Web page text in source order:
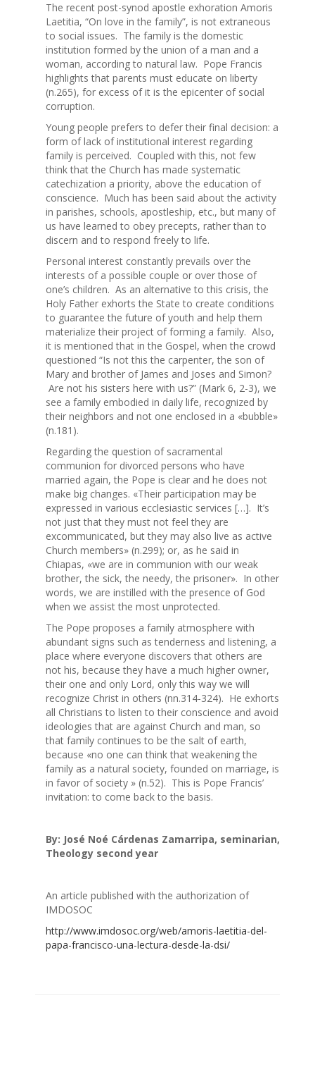
The recent post-synod apostle exhoration Amoris
Laetitia, “On love in the family”, is not extraneous
to social issues. The family is the domestic
institution formed by the union of a man and a
woman, according to natural law. Pope Francis
highlights that parents must educate on liberty
(n.265), for excess of it is the epicenter of social
corruption.
Young people prefers to defer their final decision: a
form of lack of institutional interest regarding
family is perceived. Coupled with this, not few
think that the Church has made systematic
catechization a priority, above the education of
conscience. Much has been said about the activity
in parishes, schools, apostleship, etc., but many of
us have learned to obey precepts, rather than to
discern and to respond freely to life.
Personal interest constantly prevails over the
interests of a possible couple or over those of
one’s children. As an alternative to this crisis, the
Holy Father exhorts the State to create conditions
to guarantee the future of youth and help them
materialize their project of forming a family. Also,
it is mentioned that in the Gospel, when the crowd
questioned “Is not this the carpenter, the son of
Mary and brother of James and Joses and Simon?
Are not his sisters here with us?” (Mark 6, 2-3), we
see a family embodied in daily life, recognized by
their neighbors and not one enclosed in a «bubble»
(n.181).
Regarding the question of sacramental
communion for divorced persons who have
married again, the Pope is clear and he does not
make big changes. «Their participation may be
expressed in various ecclesiastic services […]. It’s
not just that they must not feel they are
excommunicated, but they may also live as active
Church members» (n.299); or, as he said in
Chiapas, «we are in communion with our weak
brother, the sick, the needy, the prisoner». In other
words, we are instilled with the presence of God
when we assist the most unprotected.
The Pope proposes a family atmosphere with
abundant signs such as tenderness and listening, a
place where everyone discovers that others are
not his, because they have a much higher owner,
their one and only Lord, only this way we will
recognize Christ in others (nn.314-324). He exhorts
all Christians to listen to their conscience and avoid
ideologies that are against Church and man, so
that family continues to be the salt of earth,
because «no one can think that weakening the
family as a natural society, founded on marriage, is
in favor of society » (n.52). This is Pope Francis’
invitation: to come back to the basis.
By: José Noé Cárdenas Zamarripa, seminarian,
Theology second year
An article published with the authorization of
IMDOSOC
http://www.imdosoc.org/web/amoris-laetitia-del-
papa-francisco-una-lectura-desde-la-dsi/